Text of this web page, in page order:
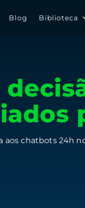
Blog Biblioteca
chatbots 24h